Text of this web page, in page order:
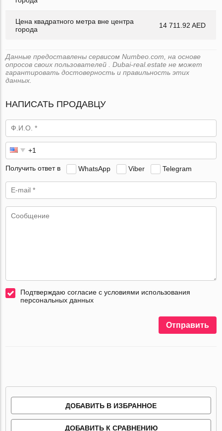
Цена квадратного метра вне центра
города
14 711.92 AED
Данные предоставлены сервисом Numbeo.com, на основе
опросов своих пользователей . Dubai-real.estate не может
гарантировать достоверность и правильность этих
данных.
НАПИСАТЬ ПРОДАВЦУ
Получить ответ в WhatsApp Viber Telegram
Подтверждаю согласие с условиями использования
персональных данных
Отправить
ДОБАВИТЬ В ИЗБРАННОЕ
ДОБАВИТЬ К СРАВНЕНИЮ